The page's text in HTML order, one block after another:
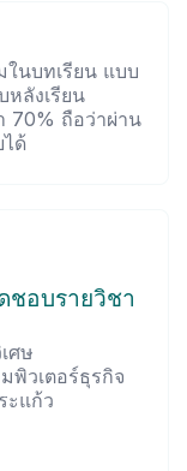
ในบทเรียน แบบ
ลังเรียน
70% ถือว่าผ่าน
ด้
ชอบรายวิชา
ศษ
พิวเตอร์ธุรกิจ
ะแก้ว